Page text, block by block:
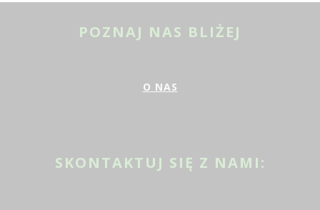
POZNAJ NAS BLIŻEJ
O NAS
SKONTAKTUJ SIĘ Z NAMI: